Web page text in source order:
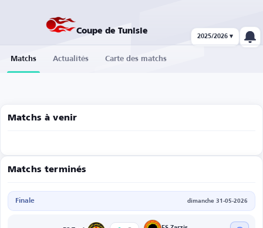
Coupe de Tunisie
2025/2026 ▾
Matchs Actualités Carte des matchs
Matchs à venir
Matchs terminés
Finale dimanche 31-05-2026